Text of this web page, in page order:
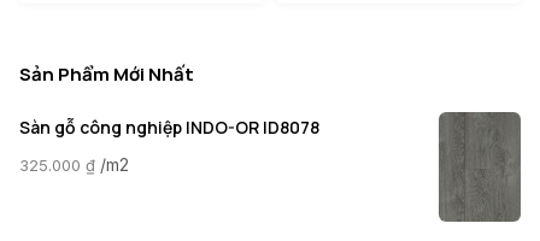
Sản Phẩm Mới Nhất
Sàn gỗ công nghiệp INDO-OR ID8078
325.000 ₫ /m2